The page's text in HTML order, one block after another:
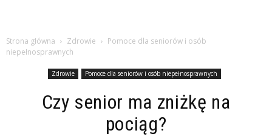
Strona główna Zdrowie
Pomoce dla seniorów i osób
niepełnosprawnych
Zdrowie Pomoce dla seniorów i osób niepełnosprawnych
Czy senior ma zniżkę na
pociąg?